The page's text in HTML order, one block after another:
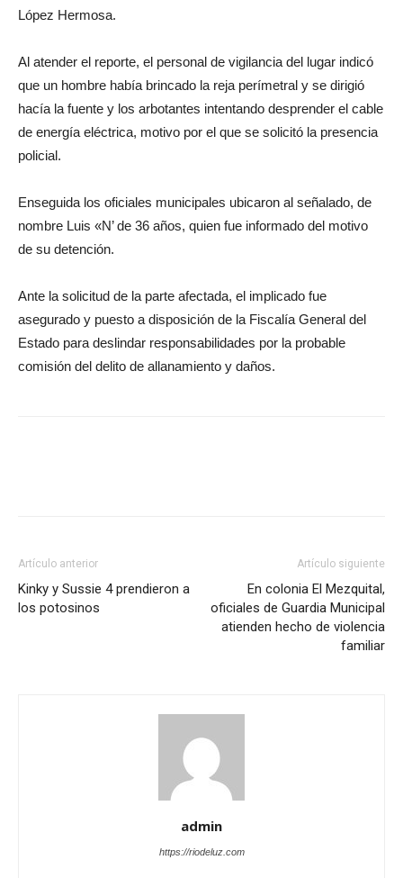
López Hermosa.
Al atender el reporte, el personal de vigilancia del lugar indicó
que un hombre había brincado la reja perímetral y se dirigió
hacía la fuente y los arbotantes intentando desprender el cable
de energía eléctrica, motivo por el que se solicitó la presencia
policial.
Enseguida los oficiales municipales ubicaron al señalado, de
nombre Luis «N’ de 36 años, quien fue informado del motivo
de su detención.
Ante la solicitud de la parte afectada, el implicado fue
asegurado y puesto a disposición de la Fiscalía General del
Estado para deslindar responsabilidades por la probable
comisión del delito de allanamiento y daños.
Artículo anterior
Kinky y Sussie 4 prendieron a
los potosinos
Artículo siguiente
En colonia El Mezquital,
oficiales de Guardia Municipal
atienden hecho de violencia
familiar
admin
https://riodeluz.com